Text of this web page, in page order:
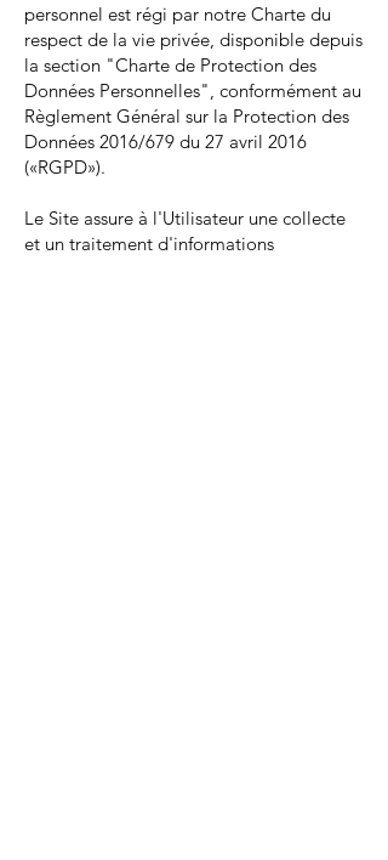
personnel est régi par notre Charte du
respect de la vie privée, disponible depuis
la section "Charte de Protection des
Données Personnelles", conformément au
Règlement Général sur la Protection des
Données 2016/679 du 27 avril 2016
(«RGPD»).
Le Site assure à l'Utilisateur une collecte
et un traitement d'informations